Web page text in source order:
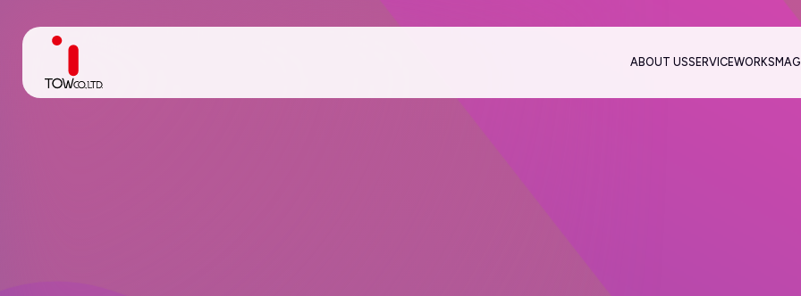
ABOUT USSERVICEWORKS